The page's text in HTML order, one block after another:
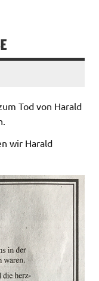
Tod von Harald
wir Harald